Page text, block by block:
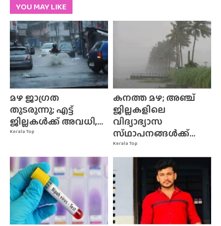
YOU MAY LIKE
Kerala Top
മഴ ജാഗ്രത
തുടരുന്നു; എട്ട്
ജില്ലകൾക്ക് അവധി,...
Kerala Top
കനത്ത മഴ; അഞ്ച്
ജില്ലകളിലെ
വിദ്യാഭ്യാസ
സ്‌ഥാപനങ്ങൾക്ക്‌...